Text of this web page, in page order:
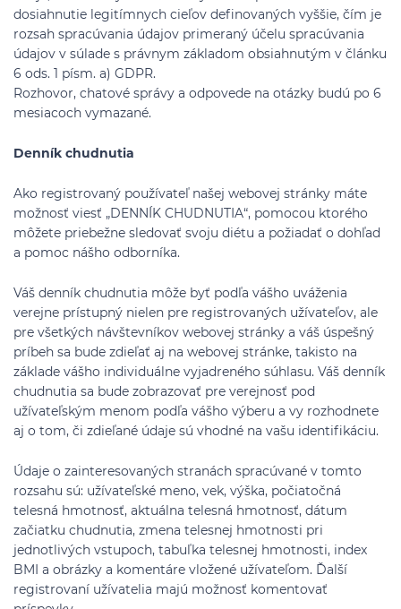
dosiahnutie legitímnych cieľov definovaných vyššie, čím je
rozsah spracúvania údajov primeraný účelu spracúvania
údajov v súlade s právnym základom obsiahnutým v článku
6 ods. 1 písm. a) GDPR.
Rozhovor, chatové správy a odpovede na otázky budú po 6
mesiacoch vymazané.
Denník chudnutia
Ako registrovaný používateľ našej webovej stránky máte
možnosť viesť „DENNÍK CHUDNUTIA“, pomocou ktorého
môžete priebežne sledovať svoju diétu a požiadať o dohľad
a pomoc nášho odborníka.
Váš denník chudnutia môže byť podľa vášho uváženia
verejne prístupný nielen pre registrovaných užívateľov, ale
pre všetkých návštevníkov webovej stránky a váš úspešný
príbeh sa bude zdieľať aj na webovej stránke, takisto na
základe vášho individuálne vyjadreného súhlasu. Váš denník
chudnutia sa bude zobrazovať pre verejnosť pod
užívateľským menom podľa vášho výberu a vy rozhodnete
aj o tom, či zdieľané údaje sú vhodné na vašu identifikáciu.
Údaje o zainteresovaných stranách spracúvané v tomto
rozsahu sú: užívateľské meno, vek, výška, počiatočná
telesná hmotnosť, aktuálna telesná hmotnosť, dátum
začiatku chudnutia, zmena telesnej hmotnosti pri
jednotlivých vstupoch, tabuľka telesnej hmotnosti, index
BMI a obrázky a komentáre vložené užívateľom. Ďalší
registrovaní užívatelia majú možnosť komentovať